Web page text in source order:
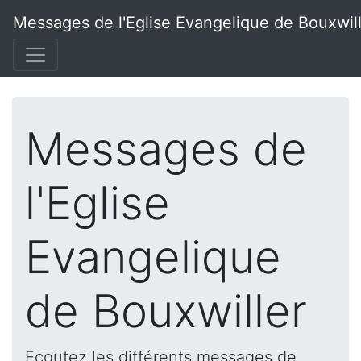
Messages de l'Eglise Evangelique de
Messages de
l'Eglise
Evangelique
de Bouxwiller
Ecoutez les différents messages de